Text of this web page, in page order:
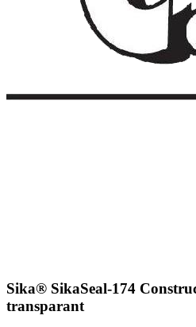
Sika® SikaSeal-174
transparant